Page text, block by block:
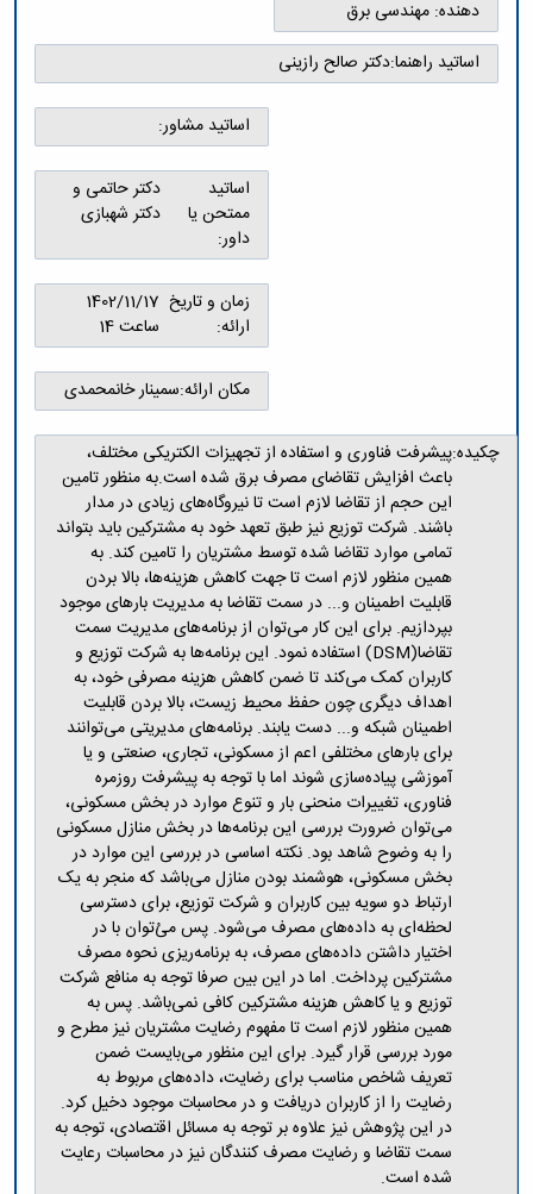
پژوهشی
معاونت
تحصیلات
آئین
نامه
ها
گروه
صنایع
گروه
ارتباط
کارآموزی
بنیاد
ملی
نخبگان
شرکت
های
دانش
بنیان
فرآیندها
آئین
نامه
نامه
های
پژوهشی
فرم
های
پژوهشی
مهندسی
مکانیک
مهندسی
کامپیوتر
دهنده: مهندسی برق
اساتید راهنما:دکتر صالح رازینی
اساتید مشاور:
اساتید
ممتحن یا
داور:
دکتر حاتمی و
دکتر شهبازی
زمان و تاریخ
ارائه:
1402/11/17
ساعت 14
مکان ارائه:سمینار خانمحمدی
چکیده:پیشرفت فناوری و استفاده از تجهیزات الکتریکی مختلف،
باعث افزایش تقاضای مصرف برق شده است.به منظور تامین
این حجم از تقاضا لازم است تا نیروگاه‌های زیادی در مدار
باشند. شرکت توزیع نیز طبق تعهد خود به مشترکین باید بتواند
تمامی موارد تقاضا شده توسط مشتریان را تامین کند. به
همین منظور لازم است تا جهت کاهش هزینه‌ها، بالا بردن
قابلیت اطمینان و... در سمت تقاضا به مدیریت بارهای موجود
بپردازیم. برای این کار می‌توان از برنامه‌های مدیریت سمت
تقاضا(DSM) استفاده نمود. این برنامه‌ها به شرکت توزیع و
کاربران کمک می‌کند تا ضمن کاهش هزینه مصرفی خود، به
اهداف دیگری چون حفظ محیط زیست، بالا بردن قابلیت
اطمینان شبکه و... دست یابند. برنامه‌های مدیریتی می‌توانند
برای بارهای مختلفی اعم از مسکونی، تجاری، صنعتی و یا
آموزشی پیاده‌سازی شوند اما با توجه به پیشرفت روزمره
فناوری، تغییرات منحنی بار و تنوع موارد در بخش مسکونی،
می‌توان ضرورت بررسی این برنامه‌ها در بخش منازل مسکونی
را به وضوح شاهد بود. نکته اساسی در بررسی این موارد در
بخش مسکونی، هوشمند بودن منازل می‌باشد که منجر به یک
ارتباط دو سویه بین کاربران و شرکت توزیع، برای دسترسی
لحظه‌ای به داده‌های مصرف می‌شود. پس می‌ُتوان با در
اختیار داشتن داده‌های مصرف، به برنامه‌ریزی نحوه مصرف
مشترکین پرداخت. اما در این بین صرفا توجه به منافع شرکت
توزیع و یا کاهش هزینه مشترکین کافی نمی‌باشد. پس به
همین منظور لازم است تا مفهوم رضایت مشتریان نیز مطرح و
مورد بررسی قرار گیرد. برای این منظور می‌بایست ضمن
تعریف شاخص مناسب برای رضایت، داده‌های مربوط به
رضایت را از کاربران دریافت و در محاسبات موجود دخیل کرد.
در این پژوهش نیز علاوه بر توجه به مسائل اقتصادی، توجه به
سمت تقاضا و رضایت مصرف کنندگان نیز در محاسبات رعایت
شده است.